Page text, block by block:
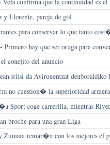
Vela confirma que la continuidad es
y Llorente, pareja de gol
para conservar lo que tanto
Primero hay que ser oruga para
conejito del anuncio
iritsi da Avironentzat denboraldiko
no cuestion� la superioridad armera
Sport coge carrerilla, mientras
broche para una gran Liga
Zumaia remar�n con los mejores